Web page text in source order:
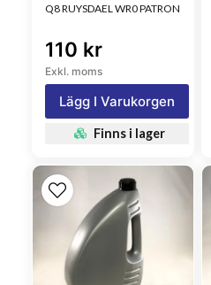
Q8 RUYSDAEL WR0 PATRON
110 kr
Exkl. moms
Lägg I Varukorgen
Finns i lager